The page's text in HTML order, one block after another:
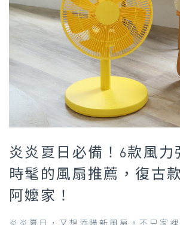
炎炎夏日必備！6款風力
時髦的風扇推薦，復古
阿嬤家！
炎炎夏日，又想添購新風扇。不只家